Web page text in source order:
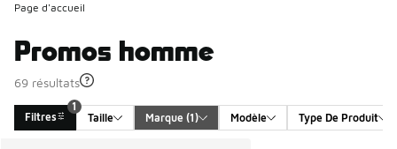
Page d'accueil
Promos homme
69 résultats
Filtres
1
Taille
Marque (1) Modèle Type De Produit